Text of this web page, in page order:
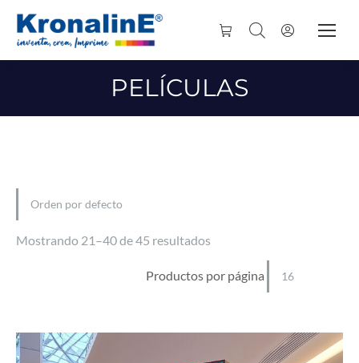
PELÍCULAS
Mostrando 21–40 de 45 resultados
Productos por página